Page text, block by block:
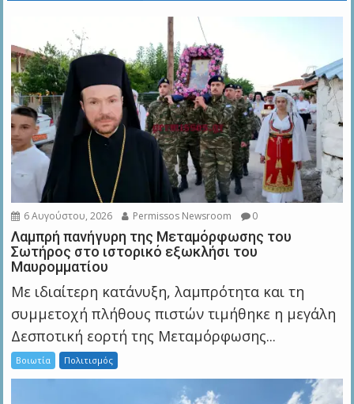
6 Αυγούστου, 2026 Permissos Newsroom 0
Λαμπρή πανήγυρη της Μεταμόρφωσης του
Σωτήρος στο ιστορικό εξωκλήσι του
Μαυρομματίου
Με ιδιαίτερη κατάνυξη, λαμπρότητα και τη
συμμετοχή πλήθους πιστών τιμήθηκε η μεγάλη
Δεσποτική εορτή της Μεταμόρφωσης...
Βοιωτία Πολιτισμός